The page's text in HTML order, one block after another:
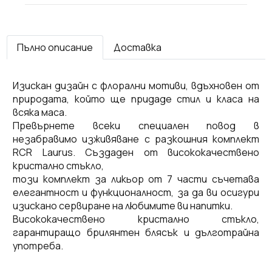
Пълно описание Доставка
Изискан дизайн с флорални мотиви, вдъхновен от
природата, който ще придаде стил и класа на
всяка маса.
Превърнете всеки специален повод в
незабравимо изживяване с разкошния комплект
RCR Laurus. Създаден от висококачествено
кристално стъкло,
този комплект за ликьор от 7 части съчетава
елегантност и функционалност, за да ви осигури
изискано сервиране на любимите ви напитки.
Висококачествено кристално стъкло,
гарантиращо брилянтен блясък и дълготрайна
употреба.